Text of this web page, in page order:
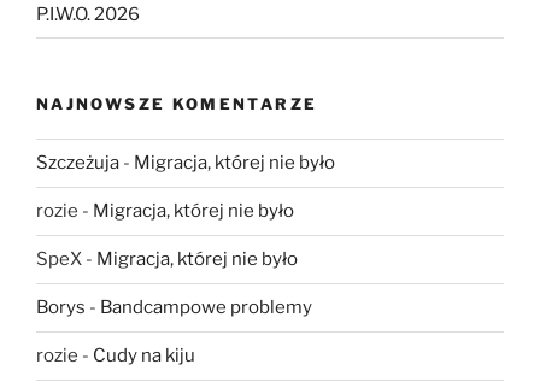
P.I.W.O. 2026
NAJNOWSZE KOMENTARZE
Szczeżuja - Migracja, której nie było
rozie - Migracja, której nie było
SpeX - Migracja, której nie było
Borys - Bandcampowe problemy
rozie - Cudy na kiju